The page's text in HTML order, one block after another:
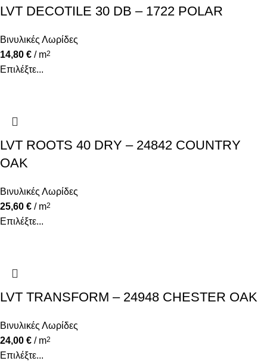
LVT DECOTILE 30 DB – 1722 POLAR
Βινυλικές Λωρίδες
14,80 € / m2
Επιλέξτε...
LVT ROOTS 40 DRY – 24842 COUNTRY
OAK
Βινυλικές Λωρίδες
25,60 € / m2
Επιλέξτε...
LVT TRANSFORM – 24948 CHESTER OAK
Βινυλικές Λωρίδες
24,00 € / m2
Επιλέξτε...